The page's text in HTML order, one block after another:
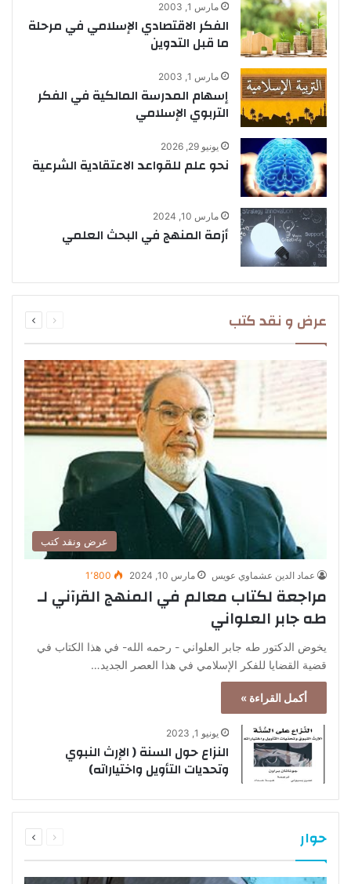
مارس 1, 2003
الفكر الاقتصادي الإسلامي في مرحلة
ما قبل التدوين
مارس 1, 2003
إسهام المدرسة المالكية في الفكر
التربوي الإسلامي
يونيو 29, 2026
نحو علم للقواعد الاعتقادية الشرعية
مارس 10, 2024
أزمة المنهج في البحث العلمي
عرض و نقد كتب
الصفحة
عرض ونقد كتب
عماد الدين عشماوي عويس مارس 10, 2024 1٬800
مراجعة لكتاب معالم في المنهج القرآني لـ
طه جابر العلواني
يخوض الدكتور طه جابر العلواني - رحمه الله- في هذا الكتاب في
قضية القضايا للفكر الإسلامي في هذا العصر الجديد…
أكمل القراءة »
يونيو 1, 2023
النزاع حول السنة ( الإرث النبوي
وتحديات التأويل واختياراته)
حوار
الصفحة